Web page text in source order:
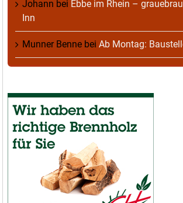
Johann bei Ebbe im Rhein –
Inn
Munner Benne bei Ab Montag: